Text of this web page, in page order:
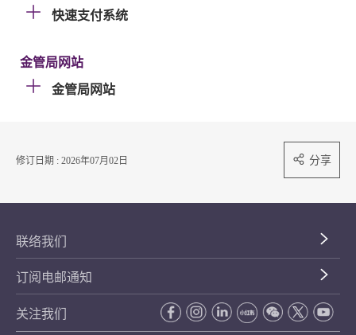
快速支付系统
金管局网站
金管局网站
修订日期 : 2026年07月02日 分享
联络我们
订阅电邮通知
关注我们